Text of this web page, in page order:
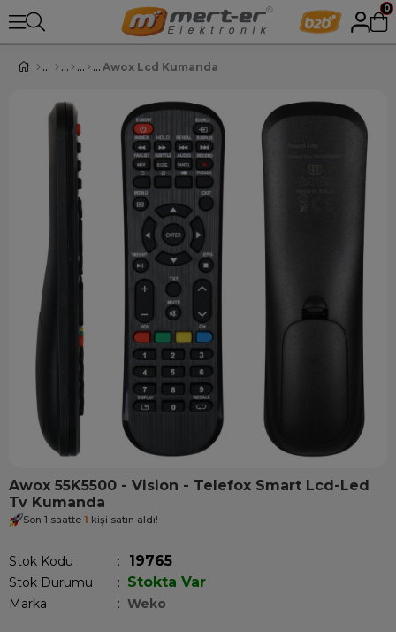
0
Awox Lcd Kumanda
Awox 55K5500 - Vision - Telefox Smart Lcd-Led
Tv Kumanda
Son 1 saatte 1 kişi satın aldı!
Stok Kodu 19765
Stok Durumu : Stokta Var
Marka : Weko